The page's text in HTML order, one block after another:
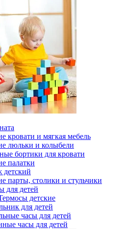
кровати и мягкая мебель
люльки и колыбели
бортики для кровати
палатки
парты, столики и стульчики
для детей
детские
для детей
часы для детей
часы для детей